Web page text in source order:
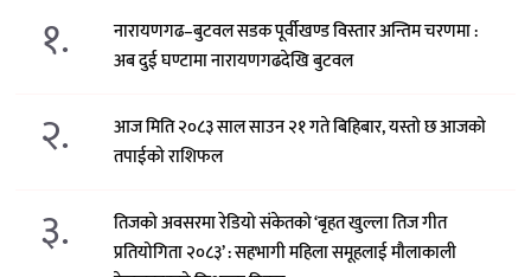
१.
नारायणगढ–बुटवल सडक पूर्वीखण्ड विस्तार अन्तिम चरणमा :
अब दुई घण्टामा नारायणगढदेखि बुटवल
२.
आज मिति २०८३ साल साउन २१ गते बिहिबार, यस्तो छ आजको
तपाईको राशिफल
३.
तिजको अवसरमा रेडियो संकेतको ‘बृहत खुल्ला तिज गीत
प्रतियोगिता २०८३’ : सहभागी महिला समूहलाई मौलाकाली